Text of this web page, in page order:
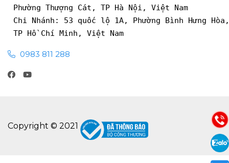
Phường Thượng Cát, TP Hà Nội, Việt Nam
Chi Nhánh: 53 quốc lộ 1A, Phường Bình Hưng
TP Hồ Chí Minh, Việt Nam
0983 811 288
Copyright © 2021